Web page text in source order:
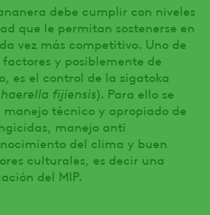
debe cumplir con niveles
que le permitan sostenerse en
vez más competitivo. Uno de
y posiblemente de
es el control de la sigatoka
fijiensis). Para ello se
manejo técnico y apropiado de
manejo anti
del clima y buen
culturales, es decir una
del MIP.